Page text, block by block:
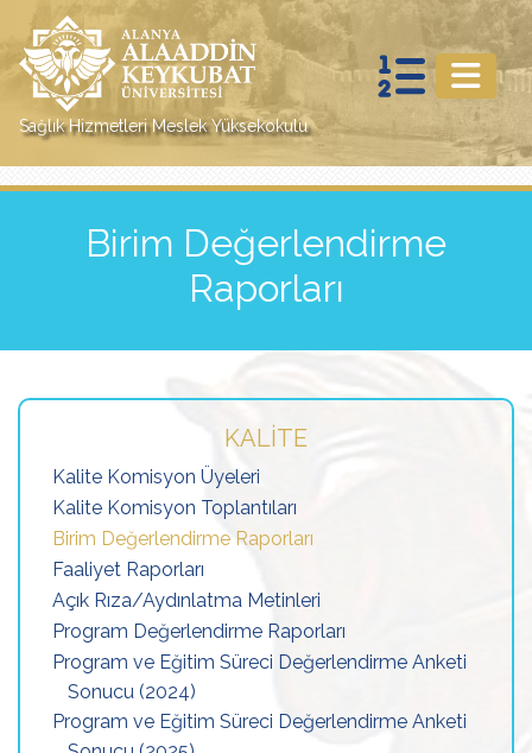
Sağlık Hizmetleri Meslek Yüksekokulu
Birim Değerlendirme
Raporları
KALITE
Kalite Komisyon Üyeleri
Kalite Komisyon Toplantıları
Birim Değerlendirme Raporları
Faaliyet Raporları
Açık Rıza/Aydınlatma Metinleri
Program Değerlendirme Raporları
Program ve Eğitim Süreci Değerlendirme Anketi
Sonucu (2024)
Program ve Eğitim Süreci Değerlendirme Anketi